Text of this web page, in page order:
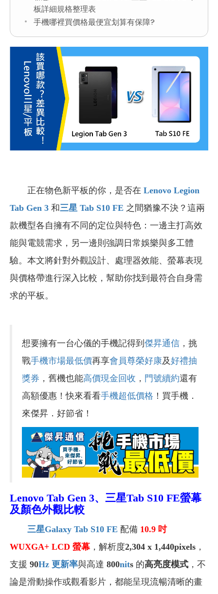
板詳細規格整理表
手機哪裡買價格最便宜划算有保障?
正在物色新平板的你，是否在 Lenovo Legion
Tab Gen 3 和三星 Tab S10 FE 之間猶豫不決？這兩
款機型各自擁有不同的定位與特色：一邊主打高效
能與電競需求，另一邊則強調日常娛樂與多工體
驗。本文將針對外觀設計、處理器效能、螢幕表現
與價格帶進行深入比較，幫助你找到最符合自身需
求的平板。
想要擁有一台心儀的手機記得到 傑昇通信 ，挑
戰手機市場最低價再享會員尊榮好康及好禮抽
獎券 ，舊機也能高價現金回收 ， 門號續約還有
高額優惠！快來看看手機超低價格 ！買手機．
來傑昇．好節省！
Lenovo Tab Gen 3、三星Tab S10 FE螢幕
及顏色外觀比較
三星Galaxy Tab S10 FE 配備 10.9 吋
WUXGA+ LCD 螢幕，解析度2,304 x 1,440pixels ，
支援 90Hz 更新率與高達 800nits 的高亮度模式 ，不
論是滑動操作或觀看影片，都能呈現流暢清晰的畫